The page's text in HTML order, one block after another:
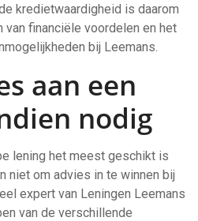
kredietwaardigheid is daarom
van financiële voordelen en het
bij Leemans.
aan een
nodig
lening het meest geschikt is
niet om advies in te winnen bij
expert van Leningen Leemans
van de verschillende